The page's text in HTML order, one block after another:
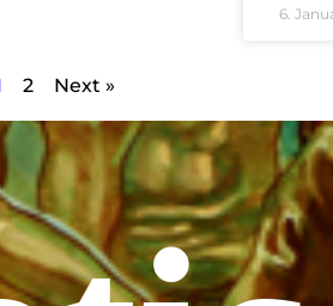
6.
2 Next »